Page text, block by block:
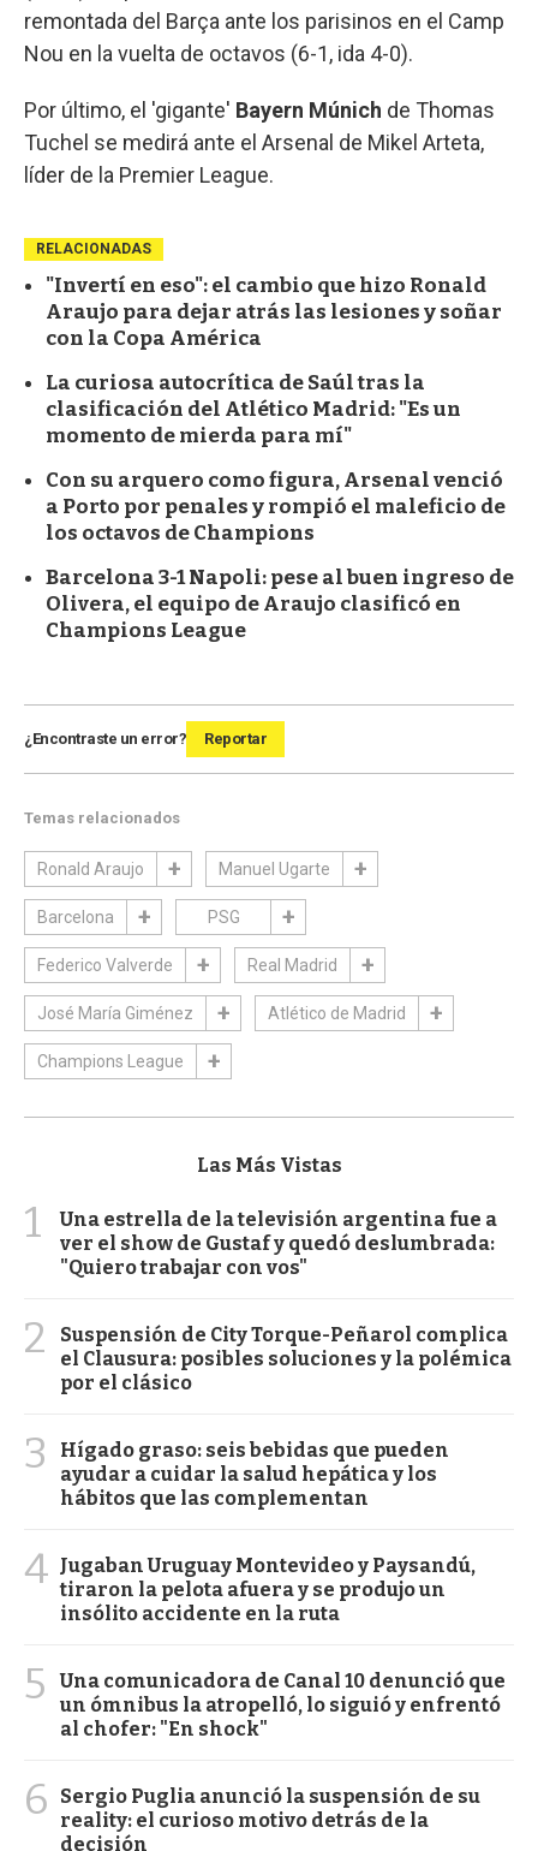
remontada del Barça ante los parisinos en el Camp
Nou en la vuelta de octavos (6-1, ida 4-0).
Por último, el 'gigante' Bayern Múnich de Thomas
Tuchel se medirá ante el Arsenal de Mikel Arteta,
líder de la Premier League.
RELACIONADAS
"Invertí en eso": el cambio que hizo Ronald
Araujo para dejar atrás las lesiones y soñar
con la Copa América
La curiosa autocrítica de Saúl tras la
clasificación del Atlético Madrid: "Es un
momento de mierda para mí"
Con su arquero como figura, Arsenal venció
a Porto por penales y rompió el maleficio de
los octavos de Champions
Barcelona 3-1 Napoli: pese al buen ingreso de
Olivera, el equipo de Araujo clasificó en
Champions League
¿Encontraste un error? Reportar
Temas relacionados
Ronald Araujo Manuel Ugarte
Barcelona PSG
Federico Valverde Real Madrid
José María Giménez Atlético de Madrid
Champions League
Las Más Vistas
1
Una estrella de la televisión argentina fue a
ver el show de Gustaf y quedó deslumbrada:
"Quiero trabajar con vos"
2
Suspensión de City Torque-Peñarol complica
el Clausura: posibles soluciones y la polémica
por el clásico
3
Hígado graso: seis bebidas que pueden
ayudar a cuidar la salud hepática y los
hábitos que las complementan
4 Jugaban Uruguay Montevideo y Paysandú,
tiraron la pelota afuera y se produjo un
insólito accidente en la ruta
5
Una comunicadora de Canal 10 denunció que
un ómnibus la atropelló, lo siguió y enfrentó
al chofer: "En shock"
6
Sergio Puglia anunció la suspensión de su
reality: el curioso motivo detrás de la
decisión